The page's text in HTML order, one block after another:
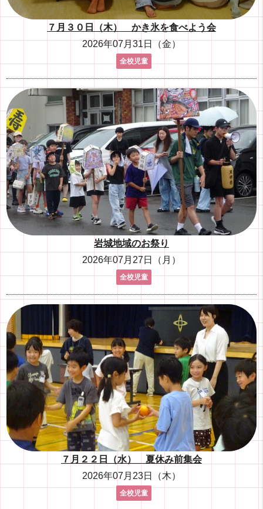
７月３０日（木） かき氷を食べよう会
2026年07月31日（金）
全校児童
岩城地域のお祭り
2026年07月27日（月）
全校児童
７月２２日（水） 夏休み前集会
2026年07月23日（木）
全校児童